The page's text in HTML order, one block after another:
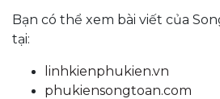
Bạn có thể xem bài viết của
tại:
linhkienphukien.vn
phukiensongtoan.com